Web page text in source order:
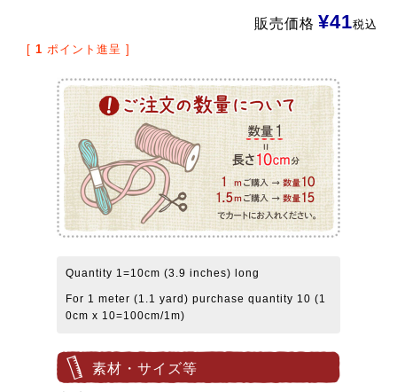
販売価格 ¥41税込
[ 1 ポイント進呈 ]
Quantity 1=10cm (3.9 inches) long
For 1 meter (1.1 yard) purchase quantity 10 (1
0cm x 10=100cm/1m)
素材・サイズ等